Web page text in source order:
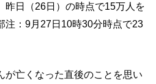
昨日（26日）の時点で15万人を
：9月27日10時30分時点で23
が亡くなった直後のことを思い